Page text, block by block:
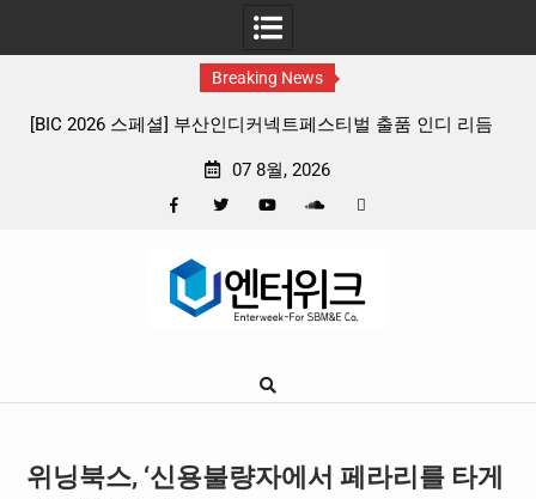
Breaking News
리듬
판타지 케이팝 애니메이션 ‘고스트밴드’ 8월 26일(수) 개봉
07 8월, 2026
Google
위닝북스, ‘신용불량자에서 페라리를 타게